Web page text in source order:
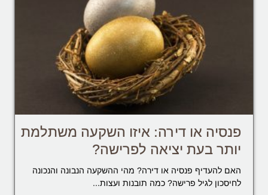
פנסיה או דירה: איזו השקעה משתלמת
יותר בעת יציאה לפרישה?
האם להעדיף פנסיה או דירה? מהי ההשקעה הנבונה והנכונה
לחיסכון לגיל פרישה? כמה תובנות ועצות...